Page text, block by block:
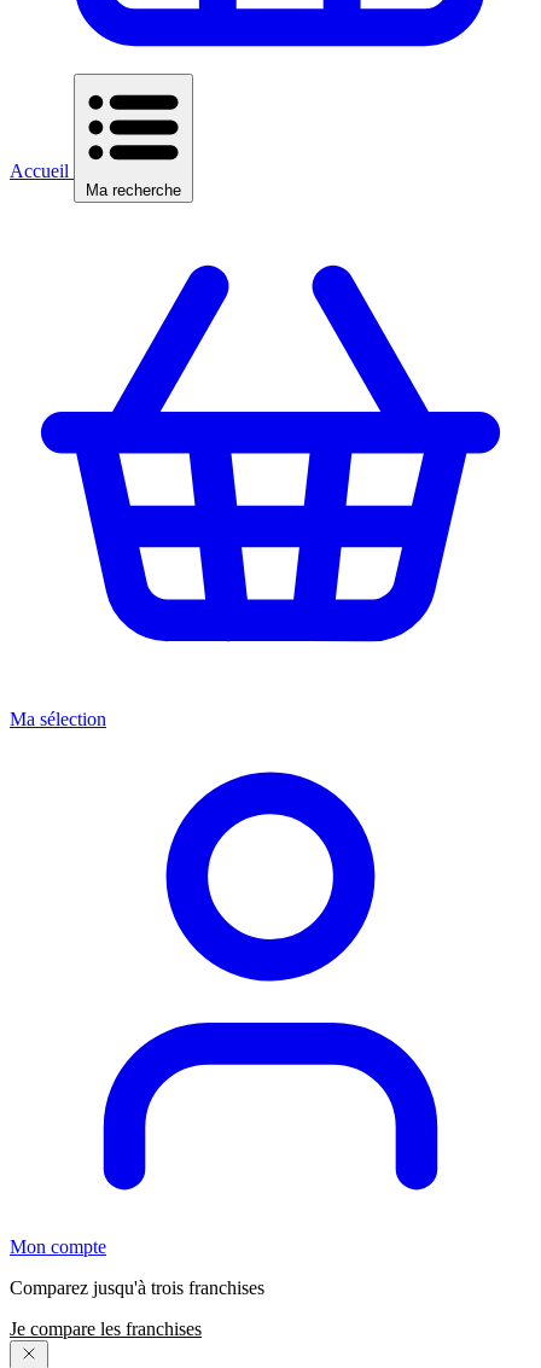
Accueil
Ma recherche
Ma sélection
Mon compte
Comparez jusqu'à trois franchises
Je compare les franchises